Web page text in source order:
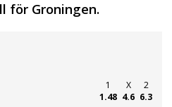
för Groningen.
1
1.48
X
4.6
2
6.3